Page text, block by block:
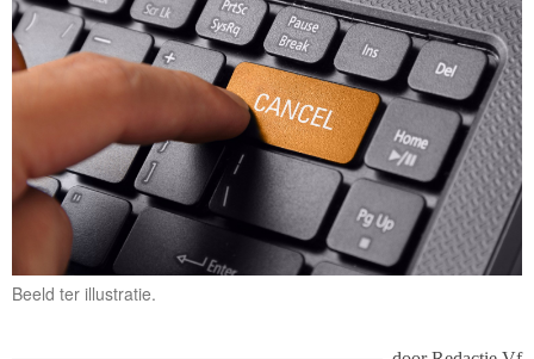
Beeld ter illustratie.